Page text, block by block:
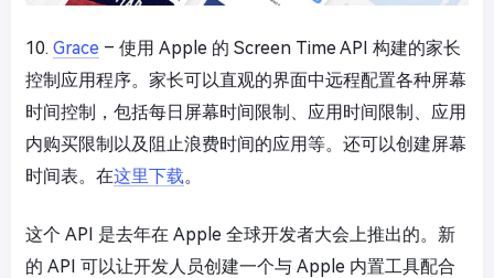
10. Grace – 使用 Apple 的 Screen Time API 构建的家长
控制应用程序。家长可以直观的界面中远程配置各种屏幕
时间控制，包括每日屏幕时间限制、应用时间限制、应用
内购买限制以及阻止浪费时间的应用等。还可以创建屏幕
时间表。在这里下载。
这个 API 是去年在 Apple 全球开发者大会上推出的。新
的 API 可以让开发人员创建一个与 Apple 内置工具配合